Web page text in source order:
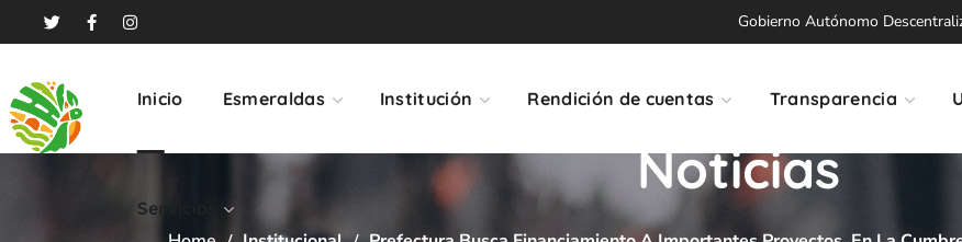
Gobierno Autónomo
Inicio Esmeraldas Institución Rendición de cuentas Transparencia
Servicios
Noticias